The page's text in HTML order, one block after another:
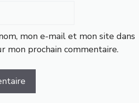
mon e-mail et mon site dans
mon prochain commentaire.